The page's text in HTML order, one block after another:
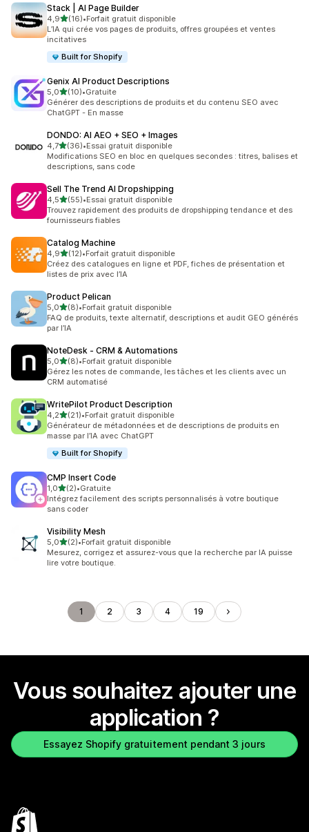
Stack | AI Page Builder
4,9étoile(s) sur 5
(16)
16 avis au total
•Forfait gratuit disponible
L’IA qui crée vos pages de produits, offres groupées et ventes
incitatives
Built for Shopify
Genix AI Product Descriptions
5,0étoile(s) sur 5
(10)
10 avis au total
•Gratuite
Générer des descriptions de produits et du contenu SEO avec
ChatGPT - En masse
DONDO: AI AEO + SEO + Images
4,7étoile(s) sur 5
(36)
36 avis au total
•Essai gratuit disponible
Modifications SEO en bloc en quelques secondes : titres, balises et
descriptions, sans code
Sell The Trend AI Dropshipping
4,5étoile(s) sur 5
(55)
55 avis au total
•Essai gratuit disponible
Trouvez rapidement des produits de dropshipping tendance et des
fournisseurs fiables
Catalog Machine
4,9étoile(s) sur 5
(12)
12 avis au total
•Forfait gratuit disponible
Créez des catalogues en ligne et PDF, fiches de présentation et
listes de prix avec l’IA
Product Pelican
5,0étoile(s) sur 5
(8)
8 avis au total
•Forfait gratuit disponible
FAQ de produits, texte alternatif, descriptions et audit GEO générés
par l’IA
NoteDesk ‑ CRM & Automations
5,0étoile(s) sur 5
(8)
8 avis au total
•Forfait gratuit disponible
Gérez les notes de commande, les tâches et les clients avec un
CRM automatisé
WritePilot Product Description
4,2étoile(s) sur 5
(21)
21 avis au total
•Forfait gratuit disponible
Générateur de métadonnées et de descriptions de produits en
masse par l’IA avec ChatGPT
Built for Shopify
CMP Insert Code
1,0étoile(s) sur 5
(2)
2 avis au total
•Gratuite
Intégrez facilement des scripts personnalisés à votre boutique
sans coder
Visibility Mesh
5,0étoile(s) sur 5
(2)
2 avis au total
•Forfait gratuit disponible
Mesurez, corrigez et assurez-vous que la recherche par IA puisse
lire votre boutique.
1 2 3 4 19
Vous souhaitez ajouter une
application ?
Essayez Shopify gratuitement pendant 3 jours